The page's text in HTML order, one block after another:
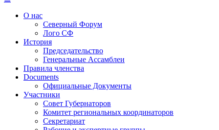
О нас
Северный Форум
Лого СФ
История
Председательство
Генеральные Ассамблеи
Правила членства
Documents
Официальные Документы
Участники
Совет Губернаторов
Комитет региональных координаторов
Секретариат